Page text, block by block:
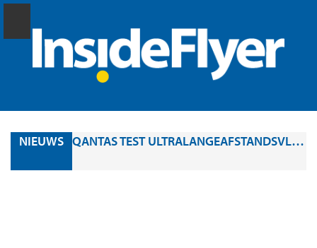
NIEUWS QANTAS TEST ULTRALANGEAFSTANDSVLIEGTUIG: IN RUIM 22 UUR NON-STOP VAN LONDEN NAAR SYDNEY